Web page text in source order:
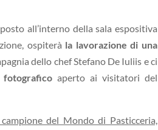
all’interno della sala espositiva
ospiterà la lavorazione di una
dello chef Stefano De Iuliis e ci
fotograficoaperto ai visitatori del
del Mondo di Pasticceria,